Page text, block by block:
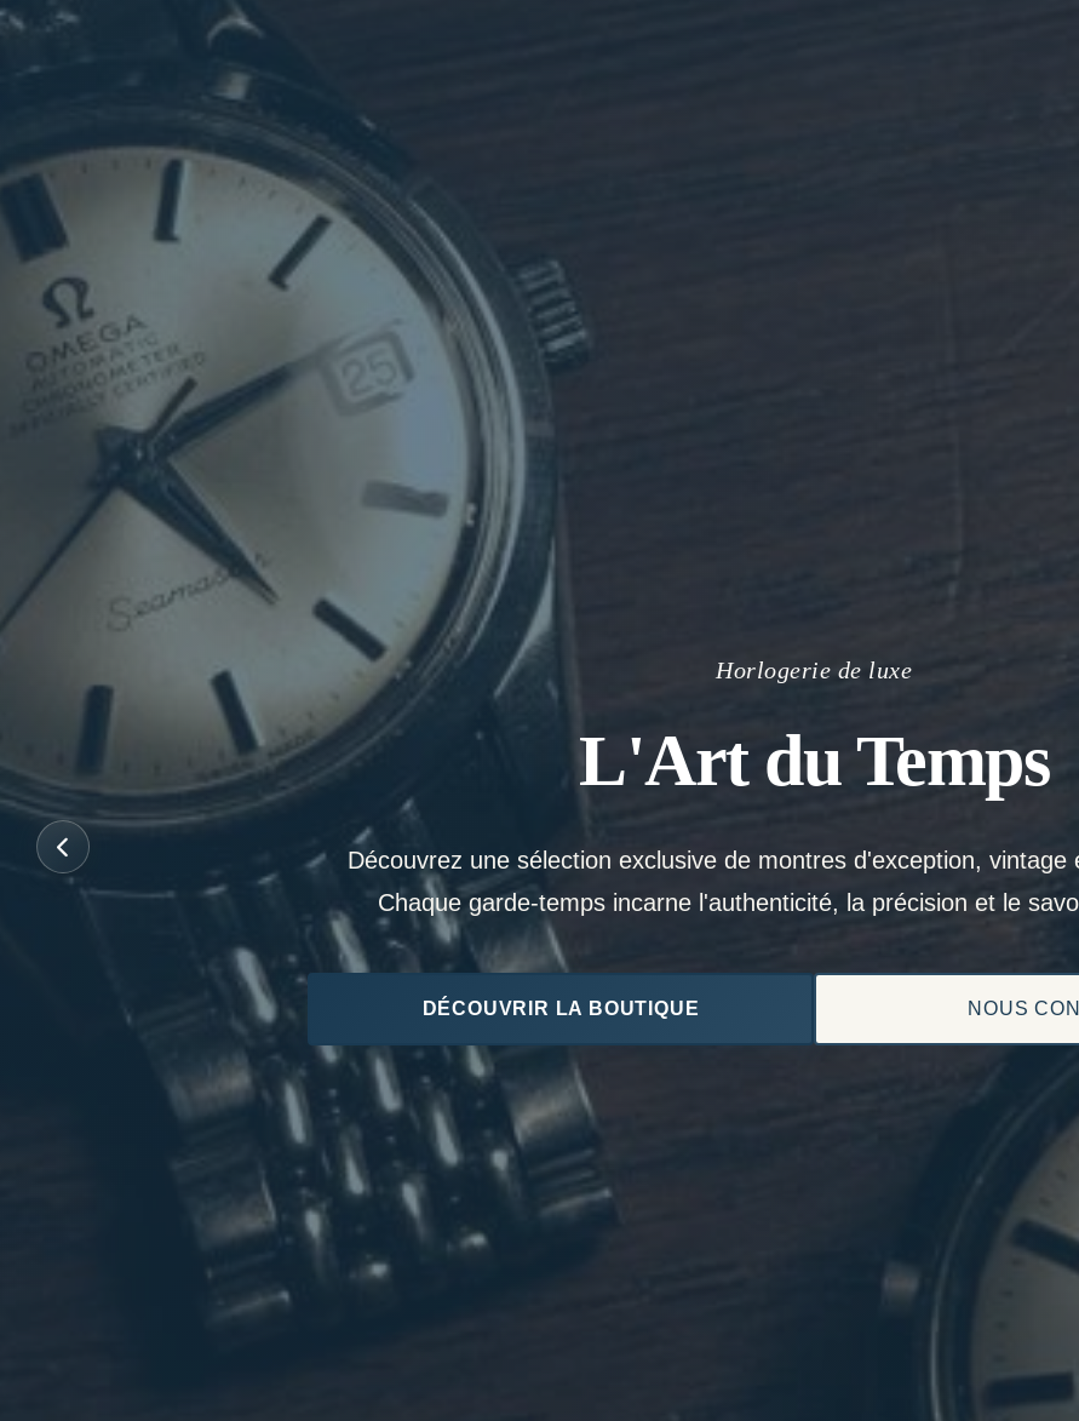
Horlogerie de luxe
L'Art du Temps
Découvrez une sélection exclusive de montres d'exception, vintage
Chaque garde-temps incarne l'authenticité, la précision et le
DÉCOUVRIR LA BOUTIQUE NOUS